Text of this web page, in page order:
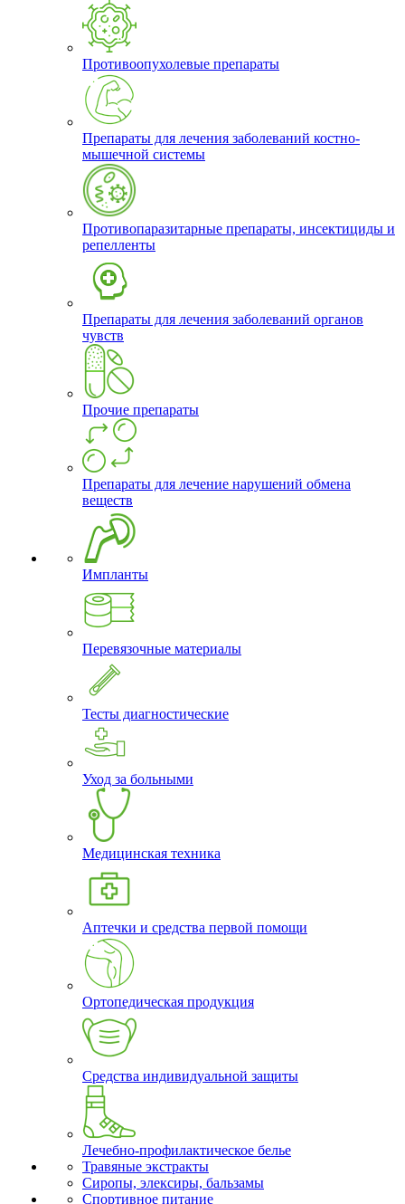
Противоопухолевые препараты
Препараты для лечения заболеваний костно-
мышечной системы
Противопаразитарные препараты, инсектициды и
репелленты
Препараты для лечения заболеваний органов
чувств
Прочие препараты
Препараты для лечение нарушений обмена
веществ
Импланты
Перевязочные материалы
Тесты диагностические
Уход за больными
Медицинская техника
Аптечки и средства первой помощи
Ортопедическая продукция
Средства индивидуальной защиты
Лечебно-профилактическое белье
Травяные экстракты
Сиропы, элексиры, бальзамы
Спортивное питание